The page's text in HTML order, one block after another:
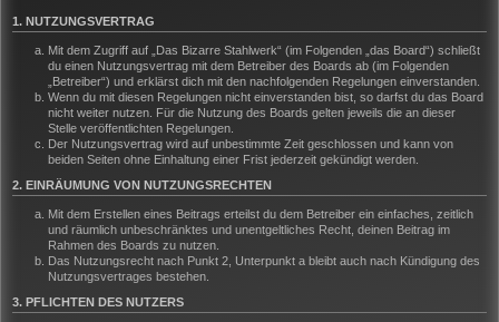
1. NUTZUNGSVERTRAG
Mit dem Zugriff auf „Das Bizarre Stahlwerk“ (im Folgenden „das Board“) schließt
du einen Nutzungsvertrag mit dem Betreiber des Boards ab (im Folgenden
„Betreiber“) und erklärst dich mit den nachfolgenden Regelungen einverstanden.
Wenn du mit diesen Regelungen nicht einverstanden bist, so darfst du das Board
nicht weiter nutzen. Für die Nutzung des Boards gelten jeweils die an dieser
Stelle veröffentlichten Regelungen.
Der Nutzungsvertrag wird auf unbestimmte Zeit geschlossen und kann von
beiden Seiten ohne Einhaltung einer Frist jederzeit gekündigt werden.
2. EINRÄUMUNG VON NUTZUNGSRECHTEN
Mit dem Erstellen eines Beitrags erteilst du dem Betreiber ein einfaches, zeitlich
und räumlich unbeschränktes und unentgeltliches Recht, deinen Beitrag im
Rahmen des Boards zu nutzen.
Das Nutzungsrecht nach Punkt 2, Unterpunkt a bleibt auch nach Kündigung des
Nutzungsvertrages bestehen.
3. PFLICHTEN DES NUTZERS